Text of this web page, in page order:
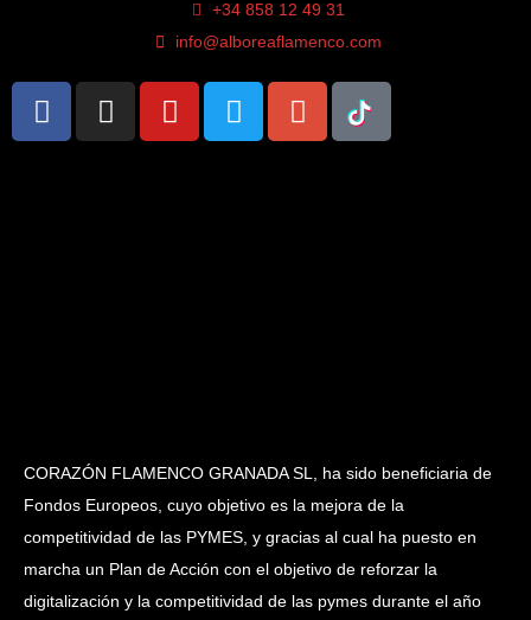
+34 858 12 49 31
info@alboreaflamenco.com
CORAZÓN FLAMENCO GRANADA SL, ha sido beneficiaria de
Fondos Europeos, cuyo objetivo es la mejora de la
competitividad de las PYMES, y gracias al cual ha puesto en
marcha un Plan de Acción con el objetivo de reforzar la
digitalización y la competitividad de las pymes durante el año